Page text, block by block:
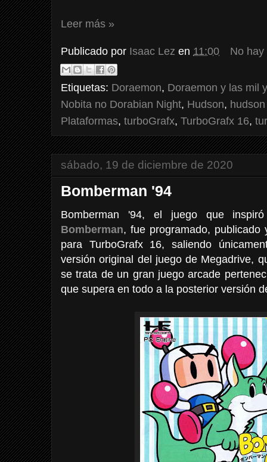
Leer más »
Publicado por Isaac Lez en 11:00 No
Etiquetas: Doraemon, Doraemon y las mil
Nobita no Dorabian Night, Hudson,
Plataformas, turboGrafx, TurboGrafx 16,
sábado, 19 de diciembre de 2020
Bomberman '94
Bomberman '94, el juego que
Bomberman, fue programado,
para TurboGrafx 16, saliendo
versión original del juego de Megadrive,
se trata de un gran juego arcade
que supera en todo a la posterior versión